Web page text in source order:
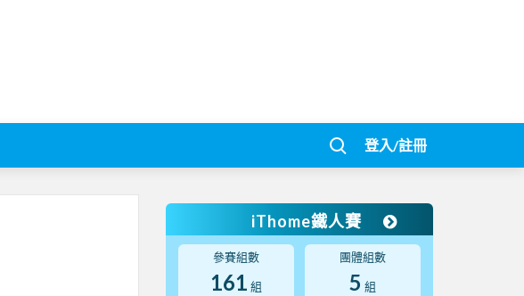
登入/註冊
iThome鐵人賽
參賽組數
161 組
團體組數
5 組